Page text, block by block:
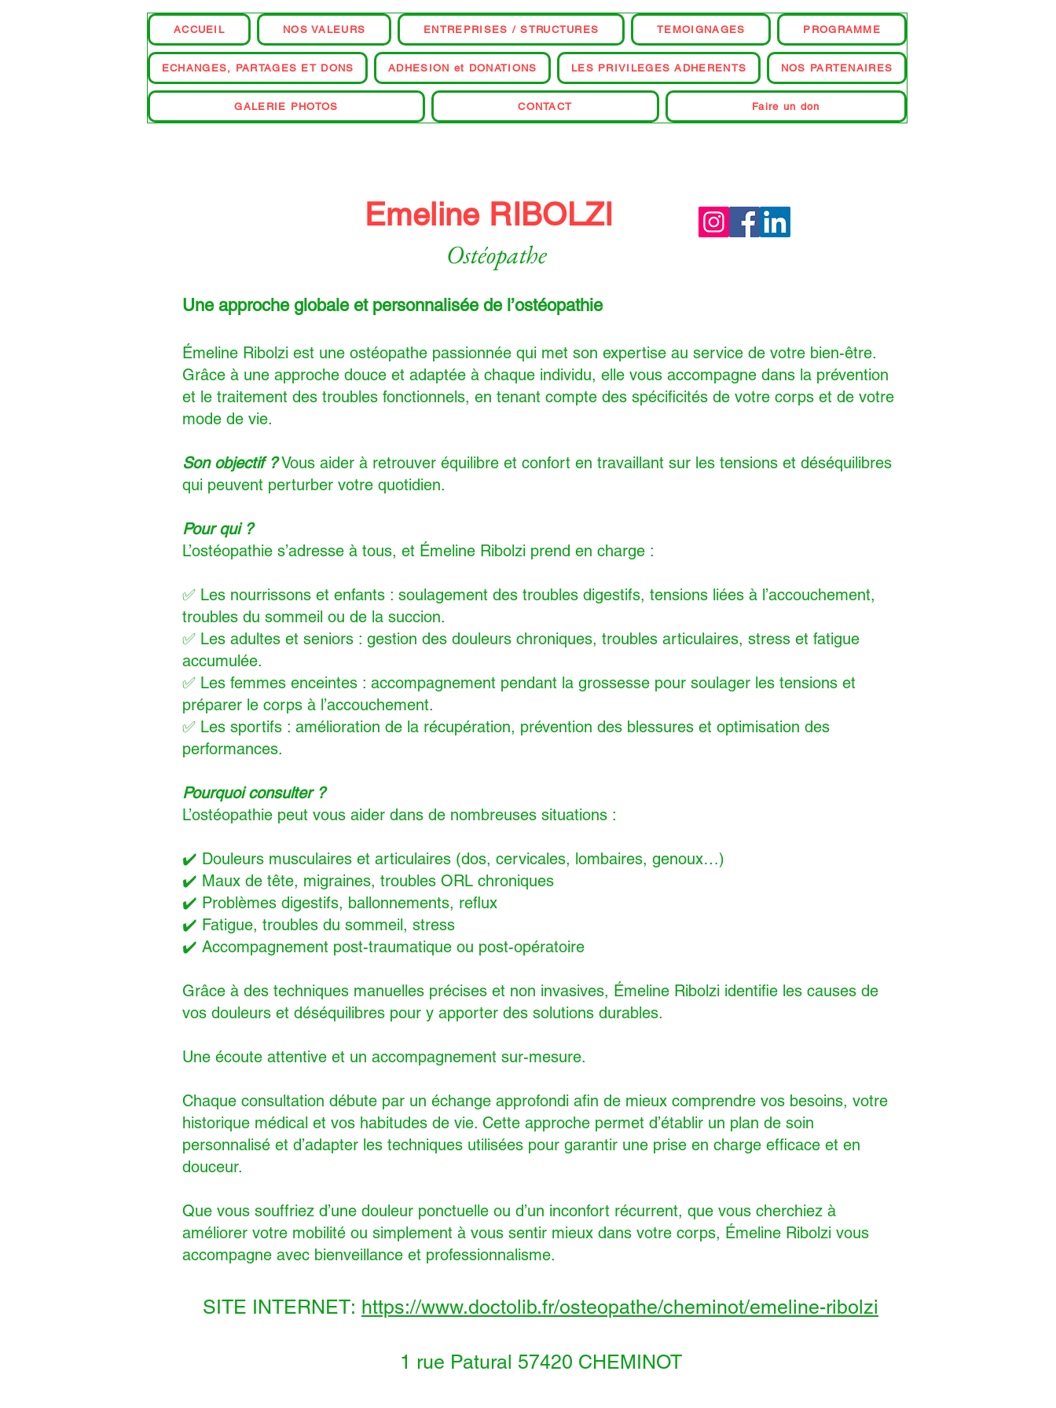
ACCUEIL NOS VALEURS ENTREPRISES / STRUCTURES TEMOIGNAGES PROGRAMME
ECHANGES, PARTAGES ET DONS ADHESION et DONATIONS LES PRIVILEGES ADHERENTS NOS PARTENAIRES
GALERIE PHOTOS CONTACT Faire un don
Emeline RIBOLZI
Ostéopathe
Une approche globale et personnalisée de l’ostéopathie
Émeline Ribolzi est une ostéopathe passionnée qui met son expertise au service de votre bien-être.
Grâce à une approche douce et adaptée à chaque individu, elle vous accompagne dans la prévention
et le traitement des troubles fonctionnels, en tenant compte des spécificités de votre corps et de votre
mode de vie.
Son objectif ?Vous aider à retrouver équilibre et confort en travaillant sur les tensions et déséquilibres
qui peuvent perturber votre quotidien.
Pour qui ?
L’ostéopathie s’adresse à tous, et Émeline Ribolzi prend en charge :
✅ Les nourrissons et enfants : soulagement des troubles digestifs, tensions liées à l’accouchement,
troubles du sommeil ou de la succion.
✅ Les adultes et seniors : gestion des douleurs chroniques, troubles articulaires, stress et fatigue
accumulée.
✅ Les femmes enceintes : accompagnement pendant la grossesse pour soulager les tensions et
préparer le corps à l’accouchement.
✅ Les sportifs : amélioration de la récupération, prévention des blessures et optimisation des
performances.
Pourquoi consulter ?
L’ostéopathie peut vous aider dans de nombreuses situations :
✔️ Douleurs musculaires et articulaires (dos, cervicales, lombaires, genoux…)
✔️ Maux de tête, migraines, troubles ORL chroniques
✔️ Problèmes digestifs, ballonnements, reflux
✔️ Fatigue, troubles du sommeil, stress
✔️ Accompagnement post-traumatique ou post-opératoire
Grâce à des techniques manuelles précises et non invasives, Émeline Ribolzi identifie les causes de
vos douleurs et déséquilibres pour y apporter des solutions durables.
Une écoute attentive et un accompagnement sur-mesure.
Chaque consultation débute par un échange approfondi afin de mieux comprendre vos besoins, votre
historique médical et vos habitudes de vie. Cette approche permet d’établir un plan de soin
personnalisé et d’adapter les techniques utilisées pour garantir une prise en charge efficace et en
douceur.
Que vous souffriez d’une douleur ponctuelle ou d’un inconfort récurrent, que vous cherchiez à
améliorer votre mobilité ou simplement à vous sentir mieux dans votre corps, Émeline Ribolzi vous
accompagne avec bienveillance et professionnalisme.
SITE INTERNET: https://www.doctolib.fr/osteopathe/cheminot/emeline-ribolzi
1 rue Patural 57420 CHEMINOT